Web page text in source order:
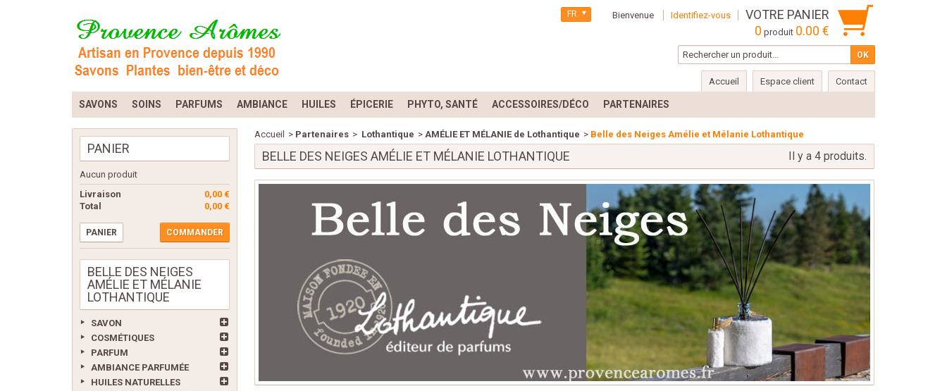
Bienvenue Identifiez-vous
VOTRE PANIER
0 produit 0.00 €
FR
Accueil Espace client Contact
SAVONS SOINS PARFUMS AMBIANCE HUILES ÉPICERIE PHYTO, SANTÉ ACCESSOIRES/DÉCO PARTENAIRES
PANIER
Aucun produit
0,00 €
Livraison
0,00 €
Total
PANIER COMMANDER
BELLE DES NEIGES
AMÉLIE ET MÉLANIE
LOTHANTIQUE
SAVON
COSMÉTIQUES
PARFUM
AMBIANCE PARFUMÉE
HUILES NATURELLES
Accueil > Partenaires > Lothantique > AMÉLIE ET MÉLANIE de Lothantique > Belle des Neiges Amélie et Mélanie Lothantique
BELLE DES NEIGES AMÉLIE ET MÉLANIE LOTHANTIQUE Il y a 4 produits.